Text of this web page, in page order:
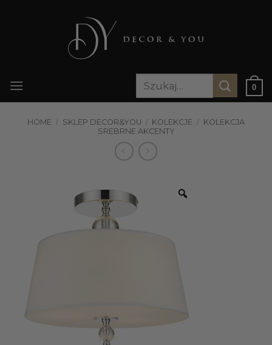
Szukaj:
0
HOME / SKLEP DECOR&YOU / KOLEKCJE / KOLEKCJA
SREBRNE AKCENTY